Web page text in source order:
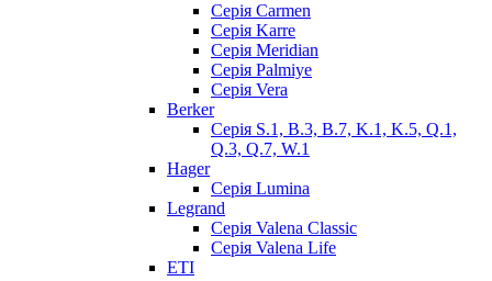
Серія Сarmen
Серія Karre
Серія Meridian
Серія Palmiye
Серія Vera
Berker
Серія S.1, B.3, B.7, K.1, K.5, Q.1,
Q.3, Q.7, W.1
Hager
Серія Lumina
Legrand
Серія Valena Classic
Серія Valena Life
ETI